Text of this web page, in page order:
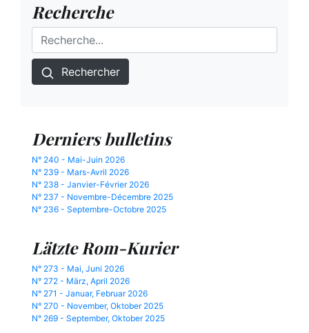
Recherche
Rechercher
Derniers bulletins
N° 240 - Mai-Juin 2026
N° 239 - Mars-Avril 2026
N° 238 - Janvier-Février 2026
N° 237 - Novembre-Décembre 2025
N° 236 - Septembre-Octobre 2025
Lätzte Rom-Kurier
N° 273 - Mai, Juni 2026
N° 272 - März, April 2026
N° 271 - Januar, Februar 2026
N° 270 - November, Oktober 2025
N° 269 - September, Oktober 2025